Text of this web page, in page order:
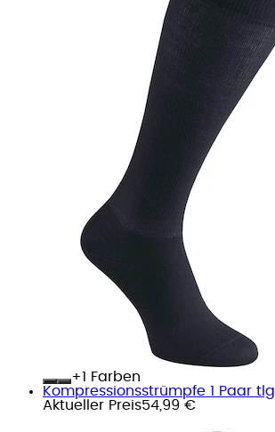
+
Farben
Kompressionsstrümpfe 1 Paar tlg.
Aktueller Preis54,99 €